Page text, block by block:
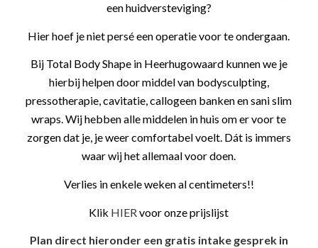
een huidversteviging?
Hier hoef je niet persé een operatie voor te ondergaan.
Bij Total Body Shape in Heerhugowaard kunnen we je
hierbij helpen door middel van bodysculpting,
pressotherapie, cavitatie, callogeen banken en sani slim
wraps. Wij hebben alle middelen in huis om er voor te
zorgen dat je, je weer comfortabel voelt. Dát is immers
waar wij het allemaal voor doen.
Verlies in enkele weken al centimeters!!
Klik HIER voor onze prijslijst
Plan direct hieronder een gratis intake gesprek in